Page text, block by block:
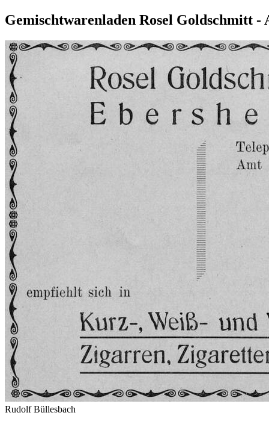
Gemischtwarenladen Rosel Goldschmitt -
Rudolf Büllesbach